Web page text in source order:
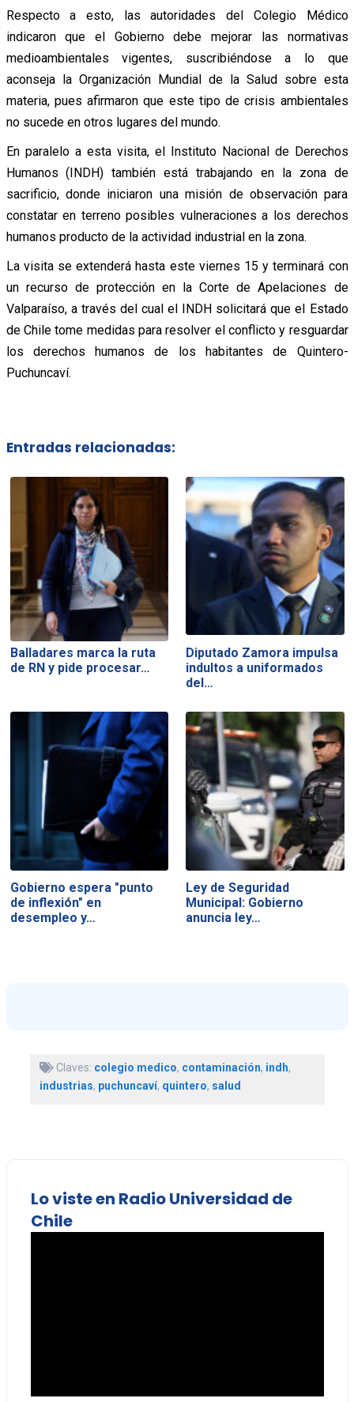
Respecto a esto, las autoridades del Colegio Médico
indicaron que el Gobierno debe mejorar las normativas
medioambientales vigentes, suscribiéndose a lo que
aconseja la Organización Mundial de la Salud sobre esta
materia, pues afirmaron que este tipo de crisis ambientales
no sucede en otros lugares del mundo.
En paralelo a esta visita, el Instituto Nacional de Derechos
Humanos (INDH) también está trabajando en la zona de
sacrificio, donde iniciaron una misión de observación para
constatar en terreno posibles vulneraciones a los derechos
humanos producto de la actividad industrial en la zona.
La visita se extenderá hasta este viernes 15 y terminará con
un recurso de protección en la Corte de Apelaciones de
Valparaíso, a través del cual el INDH solicitará que el Estado
de Chile tome medidas para resolver el conflicto y resguardar
los derechos humanos de los habitantes de Quintero-
Puchuncaví.
Entradas relacionadas:
Balladares marca la ruta
de RN y pide procesar…
Diputado Zamora impulsa
indultos a uniformados
del…
Gobierno espera "punto
de inflexión" en
desempleo y…
Ley de Seguridad
Municipal: Gobierno
anuncia ley…
Claves: colegio medico, contaminación, indh,
industrias, puchuncaví, quintero, salud
Lo viste en Radio Universidad de
Chile